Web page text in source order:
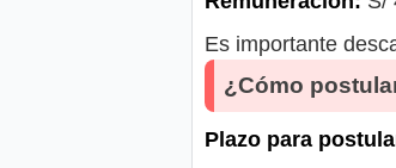
Es importante
¿Cómo
Plazo para